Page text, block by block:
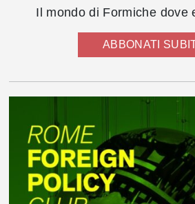
Il mondo di Formiche dove
ABBONATI